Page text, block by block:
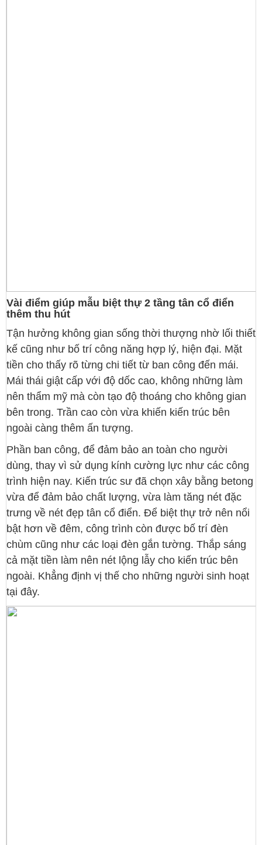
Vài điểm giúp mẫu biệt thự 2 tầng tân cổ điển
thêm thu hút
Tận hưởng không gian sống thời thượng nhờ lối thiết
kế cũng như bố trí công năng hợp lý, hiện đại. Mặt
tiền cho thấy rõ từng chi tiết từ ban công đến mái.
Mái thái giật cấp với độ dốc cao, không những làm
nên thẩm mỹ mà còn tạo độ thoáng cho không gian
bên trong. Trần cao còn vừa khiến kiến trúc bên
ngoài càng thêm ấn tượng.
Phần ban công, để đảm bảo an toàn cho người
dùng, thay vì sử dụng kính cường lực như các công
trình hiện nay. Kiến trúc sư đã chọn xây bằng betong
vừa để đảm bảo chất lượng, vừa làm tăng nét đặc
trưng về nét đẹp tân cổ điển. Để biệt thự trở nên nổi
bật hơn về đêm, công trình còn được bố trí đèn
chùm cũng như các loại đèn gắn tường. Thắp sáng
cả mặt tiền làm nên nét lộng lẫy cho kiến trúc bên
ngoài. Khẳng định vị thế cho những người sinh hoạt
tại đây.